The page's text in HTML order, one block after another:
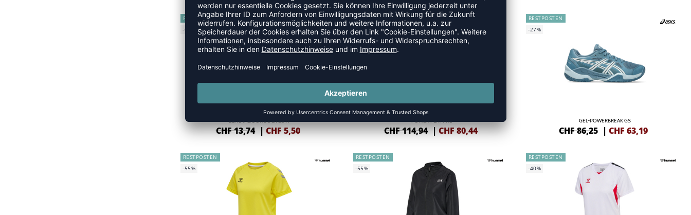
RESTPOSTEN
-60%
ELITE INDOOR SOCK LOW
CHF 13,74 |CHF5,50
RESTPOSTEN
-30%
POWER PLAY PRO
CHF 114,94 |CHF80,44
RESTPOSTEN
-27%
GEL-POWERBREAK GS
CHF 86,25 | CHF 63,19
RESTPOSTEN
-55%
RESTPOSTEN
-55%
RESTPOSTEN
-40%